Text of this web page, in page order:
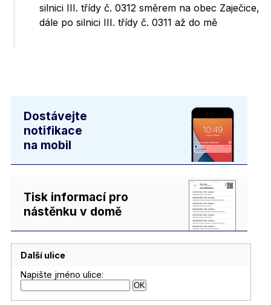
silnici III. třídy č. 0312 směrem na obec Zaječice,
dále po silnici III. třídy č. 0311 až do mě
Dostávejte
notifikace
na mobil
Tisk informací pro
nástěnku v domě
Další ulice
Napište jméno ulice: